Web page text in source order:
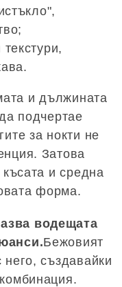
и дължината
подчертае
за нокти не
Затова
и средна
форма.
водещата
Бежовият
създавайки